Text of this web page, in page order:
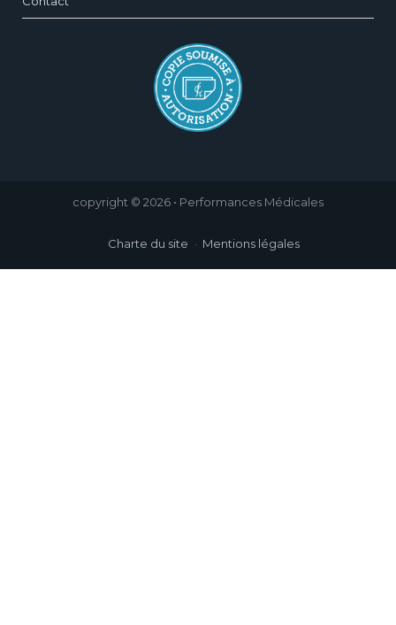
copyright © 2026 • Performances Médicales
Charte du site Mentions légales